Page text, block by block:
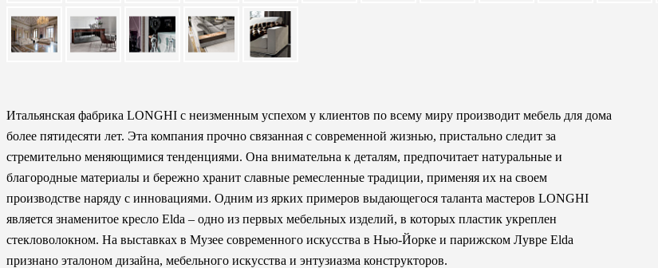
Итальянская фабрика LONGHI с неизменным успехом у клиентов по всему миру производит мебель для дома
более пятидесяти лет. Эта компания прочно связанная с современной жизнью, пристально следит за
стремительно меняющимися тенденциями. Она внимательна к деталям, предпочитает натуральные и
благородные материалы и бережно хранит славные ремесленные традиции, применяя их на своем
производстве наряду с инновациями. Одним из ярких примеров выдающегося таланта мастеров LONGHI
является знаменитое кресло Elda – одно из первых мебельных изделий, в которых пластик укреплен
стекловолокном. На выставках в Музее современного искусства в Нью-Йорке и парижском Лувре Elda
признано эталоном дизайна, мебельного искусства и энтузиазма конструкторов.